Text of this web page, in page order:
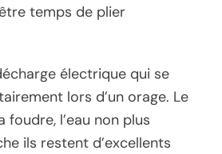
temps de plier
électrique qui se
lors d’un orage. Le
foudre, l’eau non plus
ils restent d’excellents